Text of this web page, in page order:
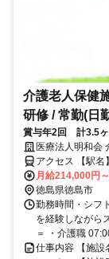
介護老人保健
研修 / 常勤(日
賞与年2回 計3.5ヶ
医療法人明和会
クス
アクセス 【駅名
島)駅から徒歩
月給214,000円
徳島県徳島市
勤務時間・シフ
を経験しながら
＝ ・介護職
仕事内容 【施設